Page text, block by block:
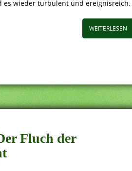
es wieder turbulent und ereignisreich.
WEITERLESEN
Fluch der